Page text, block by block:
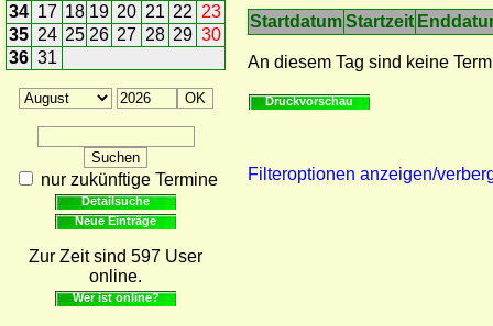
34 17 18 19 20 21 22 23
35 24 25 26 27 28 29 30
36 31
nur zukünftige Termine
Detailsuche
Neue Einträge
Zur Zeit sind 597 User
online.
Wer ist online?
StartdatumStartzeit
An diesem Tag sind keine
Druckvorschau
Filteroptionen anzeigen/